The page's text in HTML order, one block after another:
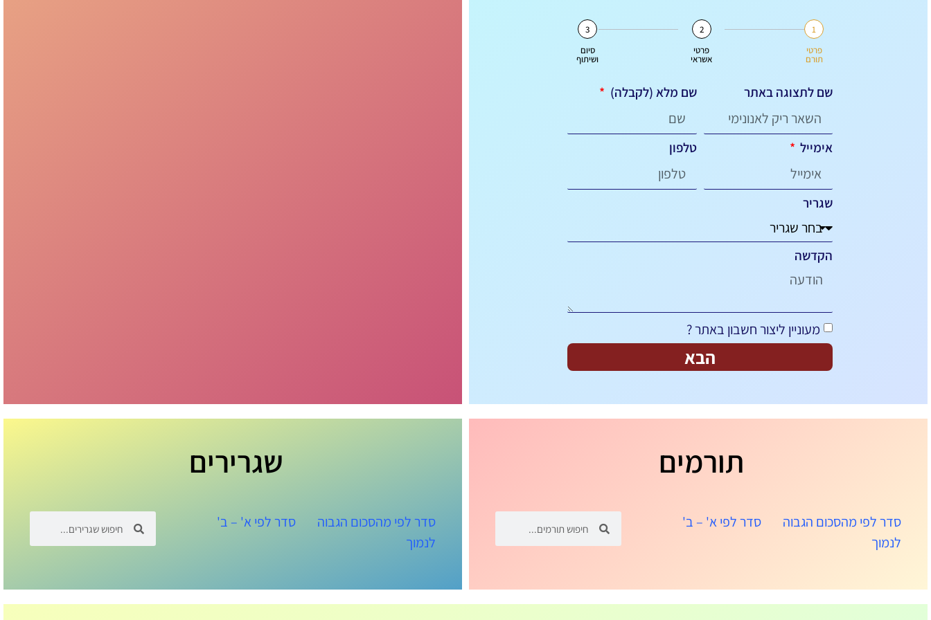
1
פרטי
תורם
2
פרטי
אשראי
3
סיום
ושיתוף
שם לתצוגה באתר שם מלא (לקבלה)
אימייל טלפון
שגריר
הקדשה
מעוניין ליצור חשבון באתר ?
הבא
תורמים
סדר לפי מהסכום הגבוה
לנמוך
סדר לפי א' – ב'
שגרירים
סדר לפי מהסכום הגבוה
לנמוך
סדר לפי א' – ב'